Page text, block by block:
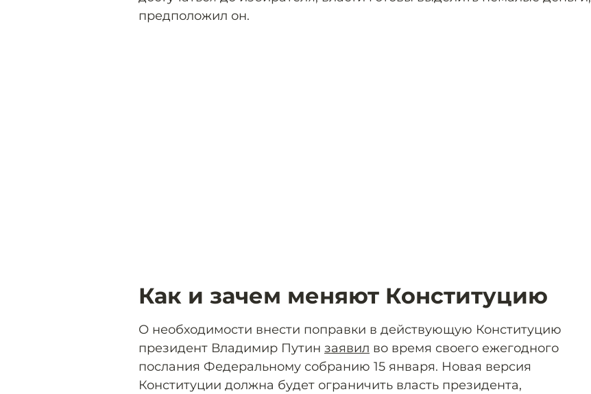
предположил он.
Как и зачем меняют Конституцию
О необходимости внести поправки в действующую Конституцию
президент Владимир Путин заявил во время своего ежегодного
послания Федеральному собранию 15 января. Новая версия
Конституции должна будет ограничить власть президента,